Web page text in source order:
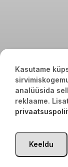
Kasutame
analüüsida
reklaame.
Keeldu